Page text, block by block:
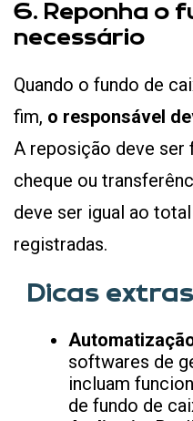
6. Reponha o
necessário
Quando o fundo de
fim, o responsável
A reposição deve ser
cheque ou
deve ser igual ao
registradas.
Dicas extras
softwares de
incluam
de fundo de